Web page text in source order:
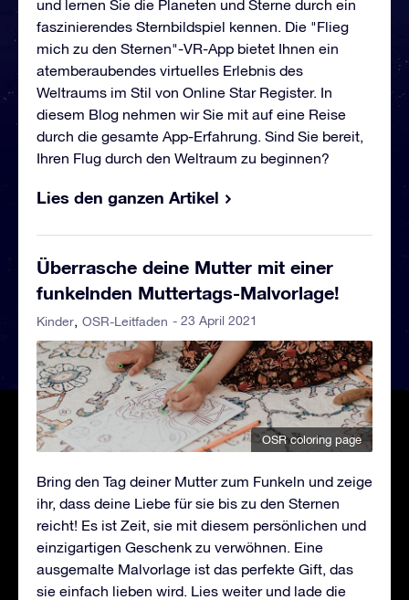
und lernen Sie die Planeten und Sterne durch ein
faszinierendes Sternbildspiel kennen. Die "Flieg
mich zu den Sternen"-VR-App bietet Ihnen ein
atemberaubendes virtuelles Erlebnis des
Weltraums im Stil von Online Star Register. In
diesem Blog nehmen wir Sie mit auf eine Reise
durch die gesamte App-Erfahrung. Sind Sie bereit,
Ihren Flug durch den Weltraum zu beginnen?
Lies den ganzen Artikel
Überrasche deine Mutter mit einer
funkelnden Muttertags-Malvorlage!
Kinder OSR-Leitfaden - 23 April 2021
OSR coloring page
Bring den Tag deiner Mutter zum Funkeln und zeige
ihr, dass deine Liebe für sie bis zu den Sternen
reicht! Es ist Zeit, sie mit diesem persönlichen und
einzigartigen Geschenk zu verwöhnen. Eine
ausgemalte Malvorlage ist das perfekte Gift, das
sie einfach lieben wird. Lies weiter und lade die